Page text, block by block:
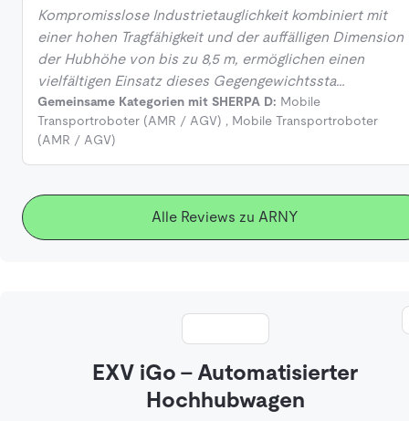
Kompromisslose Industrietauglichkeit kombiniert mit
einer hohen Tragfähigkeit und der auffälligen Dimension
der Hubhöhe von bis zu 8,5 m, ermöglichen einen
vielfältigen Einsatz dieses Gegengewichtssta…
Gemeinsame Kategorien mit SHERPA D: Mobile
Transportroboter (AMR / AGV) , Mobile Transportroboter
(AMR / AGV)
Alle Reviews zu ARNY
EXV iGo - Automatisierter
Hochhubwagen